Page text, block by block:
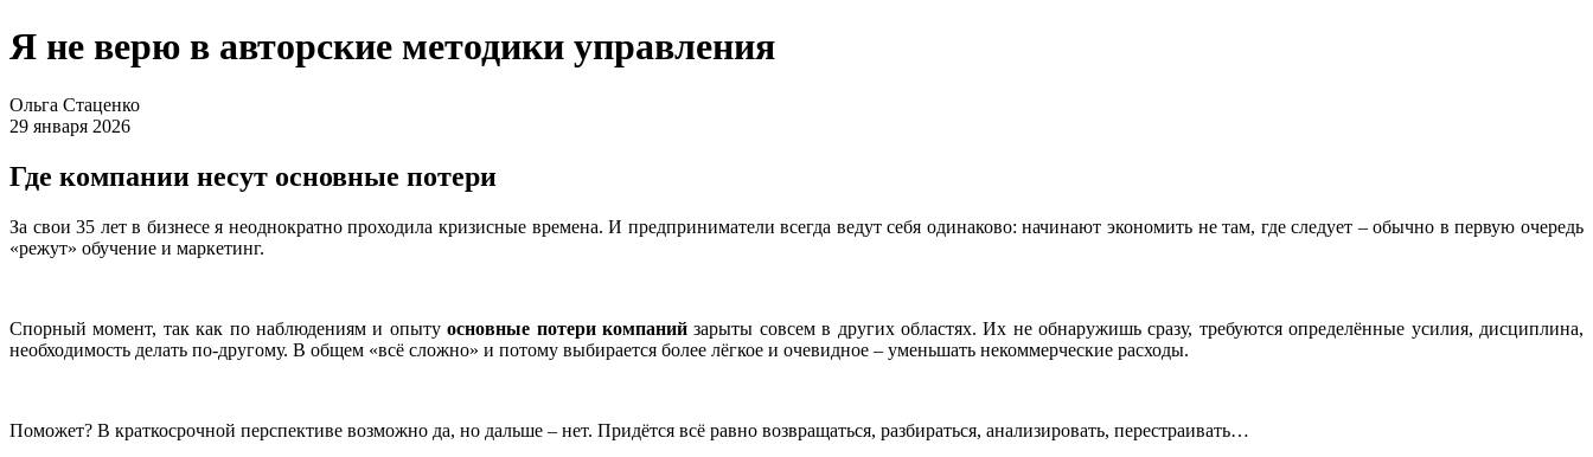
Я не верю в авторские методики управления
Ольга Стаценко
29 января 2026
Где компании несут основные потери
За свои 35 лет в бизнесе я неоднократно проходила кризисные времена. И предприниматели всегда ведут себя одинаково: начинают экономить не там, где следует – обычно в первую очередь
«режут» обучение и маркетинг.
Спорный момент, так как по наблюдениям и опытуосновные потери компанийзарыты совсем в других областях. Их не обнаружишь сразу, требуются определённые усилия, дисциплина,
необходимость делать по-другому. В общем «всё сложно» и потому выбирается более лёгкое и очевидное – уменьшать некоммерческие расходы.
Поможет? В краткосрочной перспективе возможно да, но дальше – нет. Придётся всё равно возвращаться, разбираться, анализировать, перестраивать…